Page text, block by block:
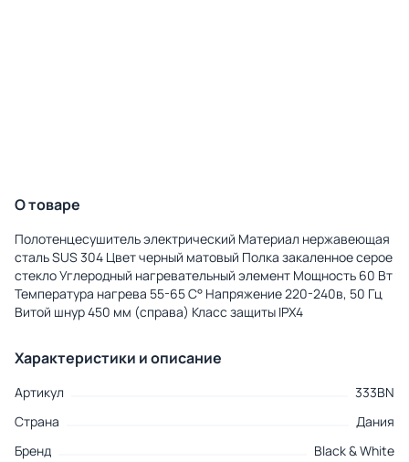
О товаре
Полотенцесушитель электрический Материал нержавеющая
сталь SUS 304 Цвет черный матовый Полка закаленное серое
стекло Углеродный нагревательный элемент Мощность 60 Вт
Температура нагрева 55-65 С° Напряжение 220-240в, 50 Гц
Витой шнур 450 мм (справа) Класс защиты IPX4
Характеристики и описание
Артикул
333BN
Страна
Дания
Бренд
Black & White